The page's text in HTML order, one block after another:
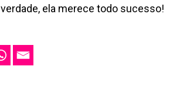
ela merece todo sucesso!